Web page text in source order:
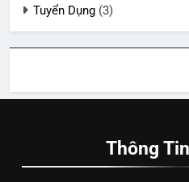
Tuyển Dụng (3)
Thông